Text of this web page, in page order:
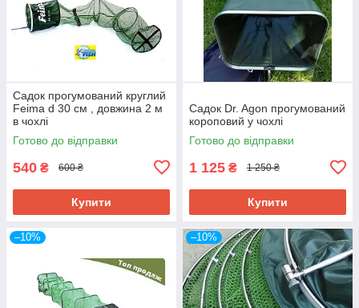
Садок прогумований круглий
Feima d 30 см , довжина 2 м
в чохлі
Готово до відправки
540 ₴ 600 ₴
Купити
Садок Dr. Agon прогумований
короповий у чохлі
Готово до відправки
1 125 ₴ 1 250 ₴
Купити
–10% –10%